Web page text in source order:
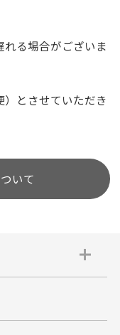
る場合がございま
とさせていただき
いて